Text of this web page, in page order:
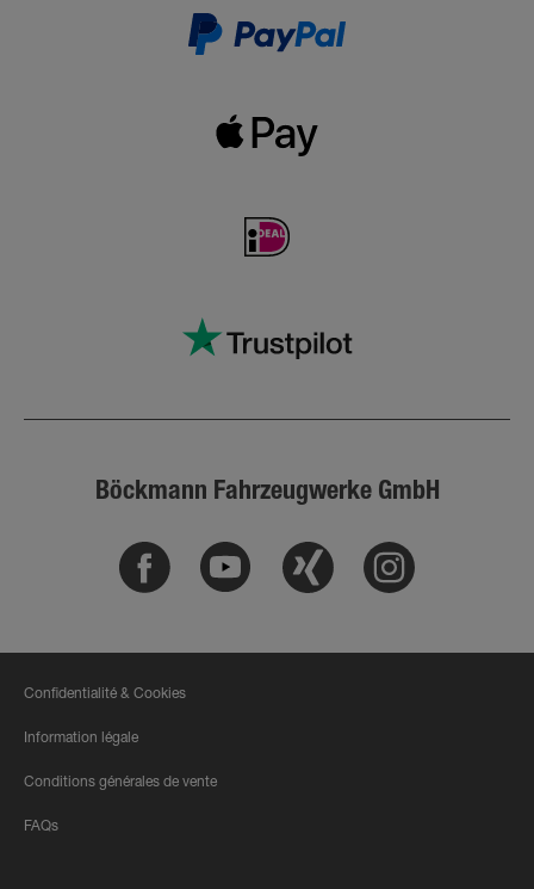
Böckmann Fahrzeugwerke GmbH
Facebook Youtube Xing Instagram
Confidentialité & Cookies
Information légale
Conditions générales de vente
FAQs